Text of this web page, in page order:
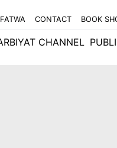
FATWA CONTACT BOOK
CHANNEL